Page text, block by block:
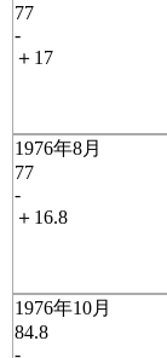
77
-
＋17
1976年8月
77
-
＋16.8
1976年10月
84.8
-